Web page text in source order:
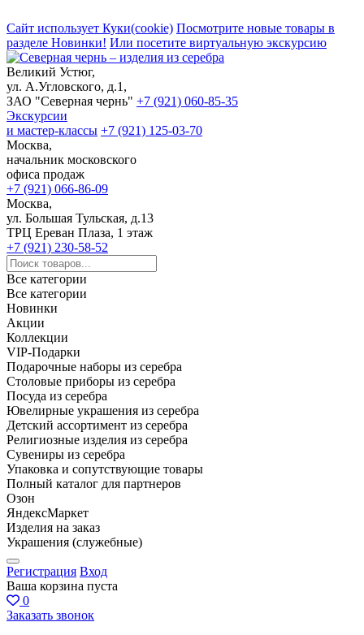
Сайт использует Куки(cookie) Посмотрите новые товары в
разделе Новинки! Или посетите виртуальную экскурсию
Великий Устюг,
ул. А.Угловского, д.1,
ЗАО "Северная чернь" +7 (921) 060-85-35
Экскурсии
и мастер-классы +7 (921) 125-03-70
Москва,
начальник московского
офиса продаж
+7 (921) 066-86-09
Москва,
ул. Большая Тульская, д.13
ТРЦ Ереван Плаза, 1 этаж
+7 (921) 230-58-52
Все категории
Все категории
Новинки
Акции
Коллекции
VIP-Подарки
Подарочные наборы из серебра
Столовые приборы из серебра
Посуда из серебра
Ювелирные украшения из серебра
Детский ассортимент из серебра
Религиозные изделия из серебра
Сувениры из серебра
Упаковка и сопутствующие товары
Полный каталог для партнеров
Озон
ЯндексМаркет
Изделия на заказ
Украшения (служебные)
Регистрация Вход
Ваша корзина пуста
0
Заказать звонок